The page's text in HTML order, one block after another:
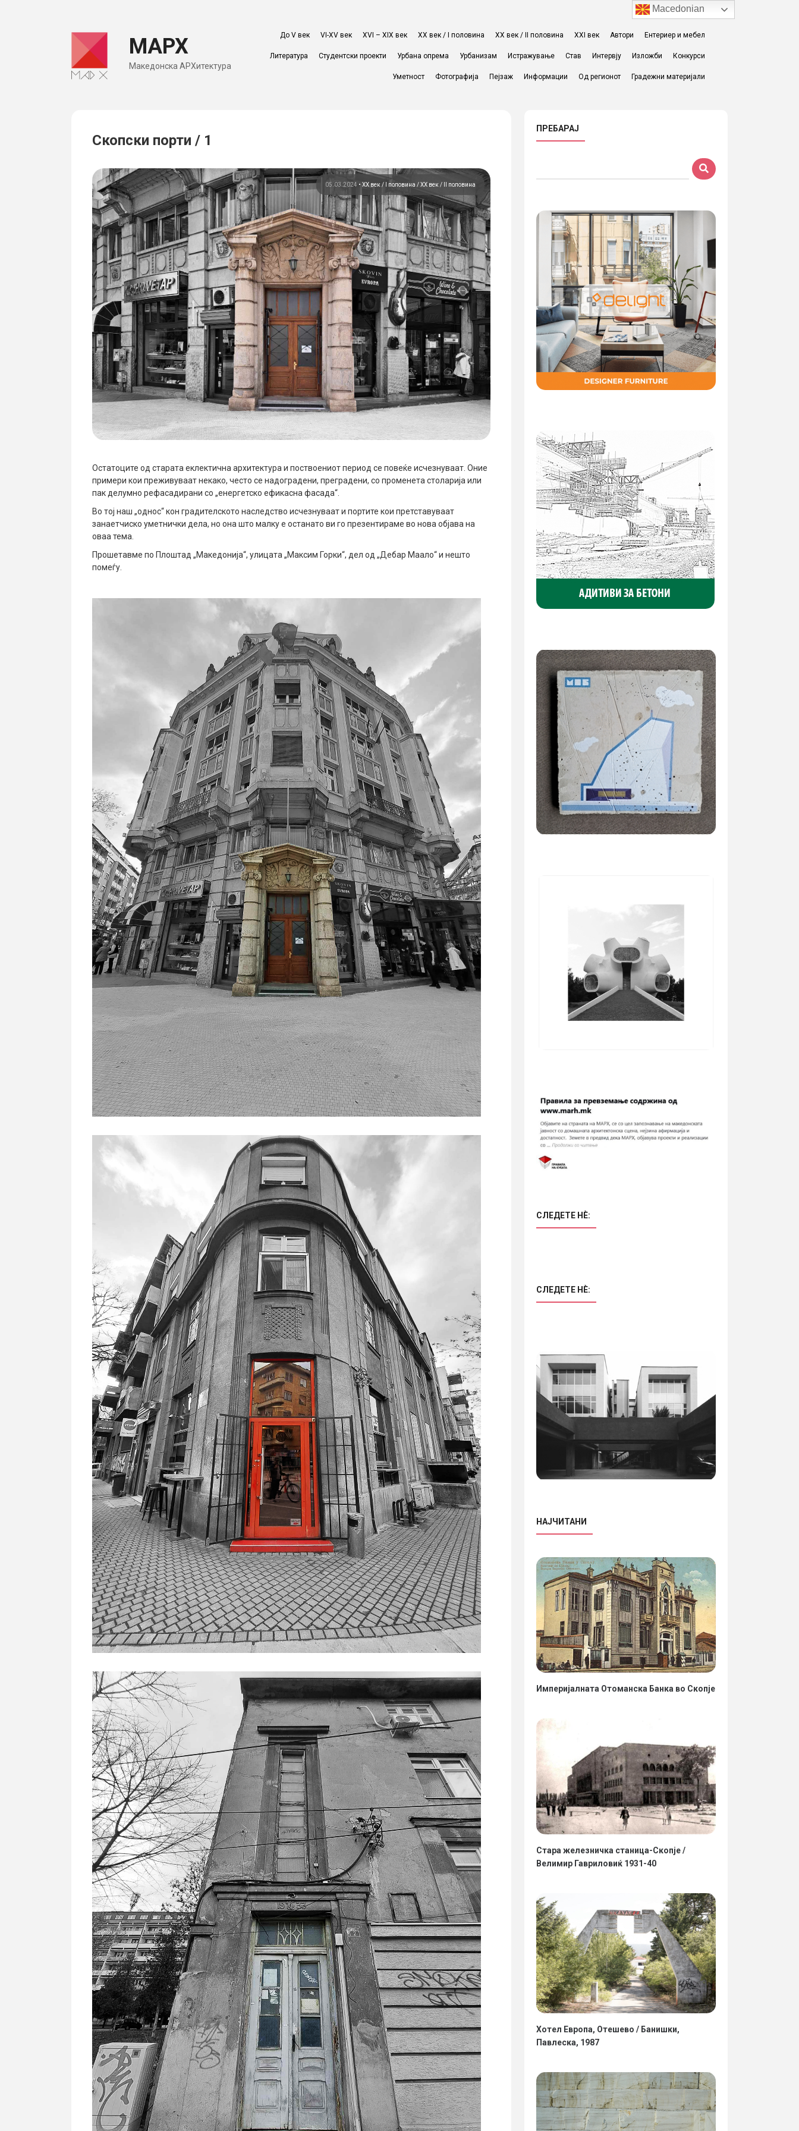
МАРХ
Македонска АРХитектура
До V век VI-XV век XVI – XIX век ХХ век / I половина ХХ век / II половина XXI век Автори Ентериер и мебел
Литература Студентски проекти Урбана опрема Урбанизам Истражување Став Интервју Изложби Конкурси
Уметност Фотографија Пејзаж Информации Од регионот Градежни материјали
Скопски порти / 1
05.03.2024 • ХХ век / I половина ХХ век / II половина
Остатоците од старата еклектична архитектура и поствоениот период се повеќе исчезнуваат. Оние
примери кои преживуваат некако, често се надоградени, преградени, со променета столарија или
пак делумно рефасадирани со „енергетско ефикасна фасада“.
Во тој наш „однос“ кон градителското наследство исчезнуваат и портите кои претставуваат
занаетчиско уметнички дела, но она што малку е останато ви го презентираме во нова објава на
оваа тема.
Прошетавме по Плоштад „Македонија“, улицата „Максим Горки“, дел од „Дебар Маало“ и нешто
помеѓу.
ПРЕБАРАЈ
СЛЕДЕТЕ НÈ:
СЛЕДЕТЕ НÈ:
НАЈЧИТАНИ
Империјалната Отоманска Банка во Скопје
Стара железничка станица-Скопје /
Велимир Гавриловиќ 1931-40
Хотел Европа, Отешево / Банишки,
Павлеска, 1987
Macedonian